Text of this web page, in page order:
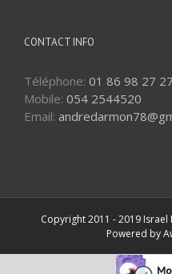
CONTACT INFO
Téléphone: 01 86 98 27 27
Mobile: 054 2544520
Email:
Copyright 2011 - 2019
Powered by